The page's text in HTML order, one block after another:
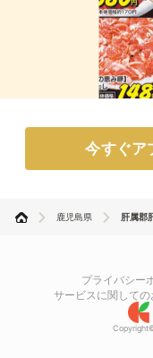
今すぐア
鹿児島県 肝属郡
プライバシー
サービスに関して